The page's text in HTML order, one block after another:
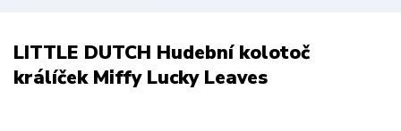
LITTLE DUTCH Hudební kolotoč
králíček Miffy Lucky Leaves